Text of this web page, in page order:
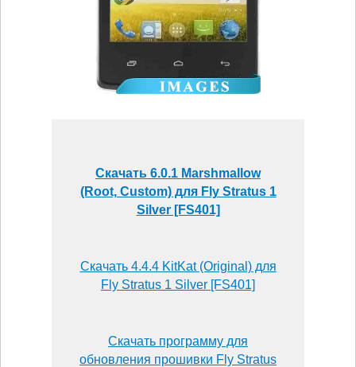
Скачать 6.0.1 Marshmallow
(Root, Custom) для Fly Stratus 1
Silver [FS401]
Скачать 4.4.4 KitKat (Original) для
Fly Stratus 1 Silver [FS401]
Скачать программу для
обновления прошивки Fly Stratus